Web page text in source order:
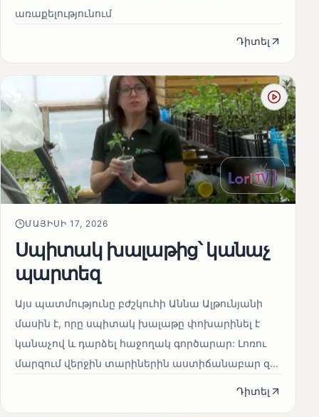
առաքելությունում
Դիտել
ՄԱՅԻՍԻ 17, 2026
Սպիտակ խալաթից՝ կանաչ
պարտեզ
Այս պատմությունը բժշկուհի Աննա Ալթունյանի
մասին է, որը սպիտակ խալաթը փոխարինել է
կանաչով և դարձել հաջողակ գործարար: Լոռու
մարզում վերջին տարիներին աստիճանաբար զ...
Դիտել